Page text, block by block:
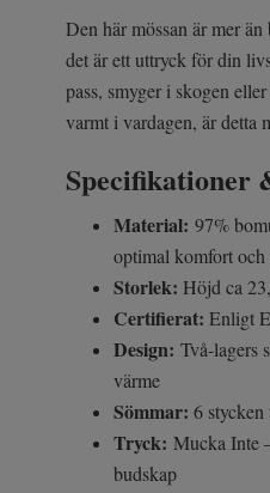
Den här mössan är mer
det är ett uttryck för din
pass, smyger i skogen
varmt i vardagen, är detta
Specifikationer
Material: 97%
optimal komfort och
Storlek: Höjd ca
Certifierat: Enligt
Design: Två-lagers
värme
Sömmar: 6 stycken
Tryck: Mucka Inte
budskap